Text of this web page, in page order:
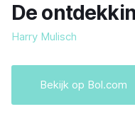
De
Harry Mulisch
Bekijk op Bol.com